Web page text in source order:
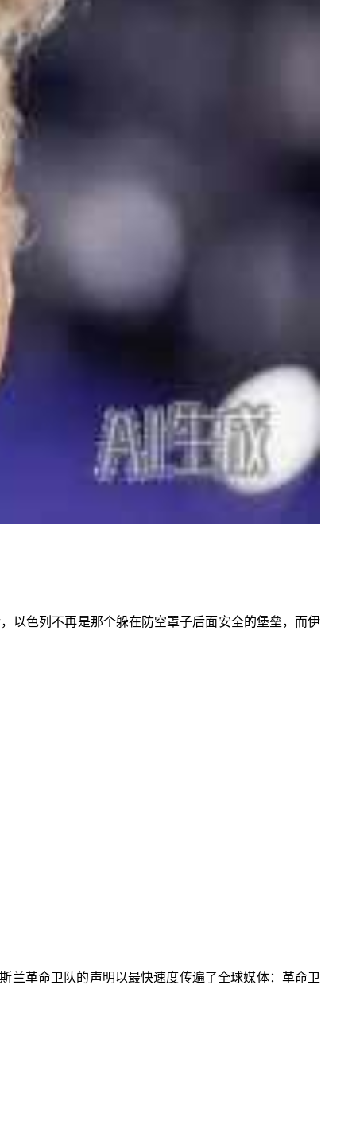
以色列不再是那个躲在防空罩子后面安全的堡垒，而伊
兰革命卫队的声明以最快速度传遍了全球媒体：革命卫